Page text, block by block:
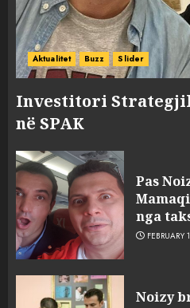
Aktualitet Buzz Slider
Investitori
në SPAK
Pas
nga
FEBRUARY
Noizy